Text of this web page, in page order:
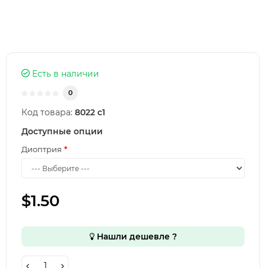
Есть в наличии
0
Код товара: 8022 с1
Доступные опции
Диоптрия
$1.50
Нашли дешевле ?